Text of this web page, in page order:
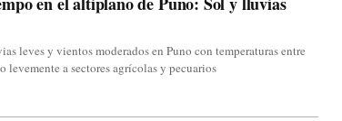
leves y vientos moderados en Puno con temperaturas entre
levemente a sectores agrícolas y pecuarios